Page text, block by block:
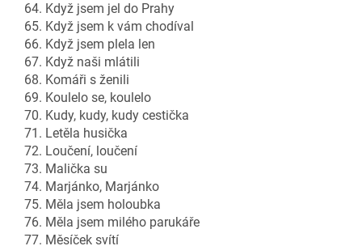
64. Když jsem jel do Prahy
65. Když jsem k vám chodíval
66. Když jsem plela len
67. Když naši mlátili
68. Komáři s ženili
69. Koulelo se, koulelo
70. Kudy, kudy, kudy cestička
71. Letěla husička
72. Loučení, loučení
73. Malička su
74. Marjánko, Marjánko
75. Měla jsem holoubka
76. Měla jsem milého parukáře
77. Měsíček svítí